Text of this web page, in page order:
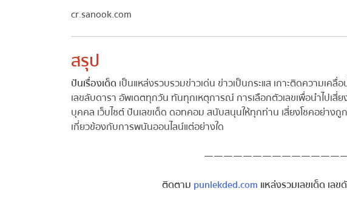
cr.sanook.com
สรุป
ปันเรื่องเด็ดเป็นแหล่งรวบรวมข่าวเด่น ข่าวเป็นกระแส เกาะติดความเคลื่
เลขลับดารา อัพเดตทุกวัน ทันทุกเหตุการณ์ การเลือกตัวเลขเพื่อนำไปเสี่
บุคคล เว็บไซต์ ปันเลขเด็ด ดอทคอม สนับสนุนให้ทุกท่าน เสี่ยงโชคอย่างถูก
เกี่ยวข้องกับการพนันออนไลน์แต่อย่างใด
ติดตามpunlekded.comแหล่งรวมเลขเด็ด เลข